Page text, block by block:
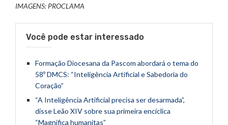
IMAGENS: PROCLAMA
Você pode estar interessado
Formação Diocesana da Pascom abordará o tema do
58º DMCS: “Inteligência Artificial e Sabedoria do
Coração”
“A Inteligência Artificial precisa ser desarmada”,
disse Leão XIV sobre sua primeira encíclica
“Magnifica humanitas”